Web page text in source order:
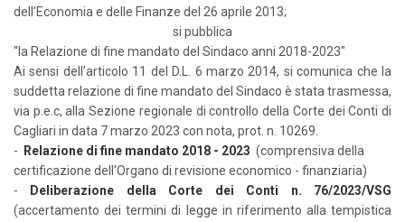
dell’Economia e delle Finanze del 26 aprile 2013;
si pubblica
"la Relazione di fine mandato del Sindaco anni 2018-2023"
Ai sensi dell’articolo 11 del D.L. 6 marzo 2014, si comunica che la
suddetta relazione di fine mandato del Sindaco è stata trasmessa,
via p.e.c, alla Sezione regionale di controllo della Corte dei Conti di
Cagliari in data 7 marzo 2023 con nota, prot. n. 10269.
-
Relazione di fine mandato 2018 - 2023 (comprensiva della
certificazione dell'Organo di revisione economico - finanziaria)
-
Deliberazione della Corte dei Conti n. 76/2023/VSG
(accertamento dei termini di legge in riferimento alla tempistica